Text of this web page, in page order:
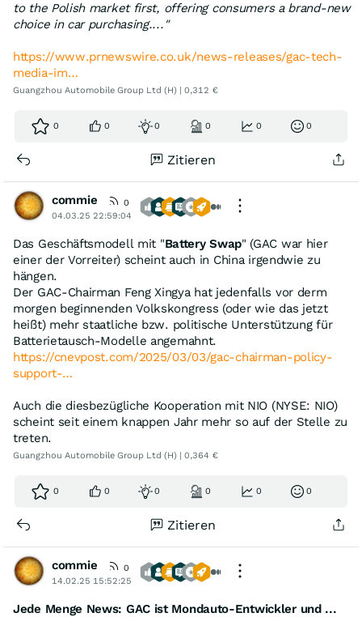
to the Polish market first, offering consumers a brand-new
choice in car purchasing...."
https://www.prnewswire.co.uk/news-releases/gac-tech-
media-im…
Guangzhou Automobile Group Ltd (H) | 0,312 €
0 0 0 0 0 0
Zitieren
commie
0
04.03.25 22:59:04
Das Geschäftsmodell mit "Battery Swap" (GAC war hier
einer der Vorreiter) scheint auch in China irgendwie zu
hängen.
Der GAC-Chairman Feng Xingya hat jedenfalls vor derm
morgen beginnenden Volkskongress (oder wie das jetzt
heißt) mehr staatliche bzw. politische Unterstützung für
Batterietausch-Modelle angemahnt.
https://cnevpost.com/2025/03/03/gac-chairman-policy-
support-…
Auch die diesbezügliche Kooperation mit NIO (NYSE: NIO)
scheint seit einem knappen Jahr mehr so auf der Stelle zu
treten.
Guangzhou Automobile Group Ltd (H) | 0,364 €
0 0 0 0 0 0
Zitieren
commie
0
14.02.25 15:52:25
Jede Menge News: GAC ist Mondauto-Entwickler und ...